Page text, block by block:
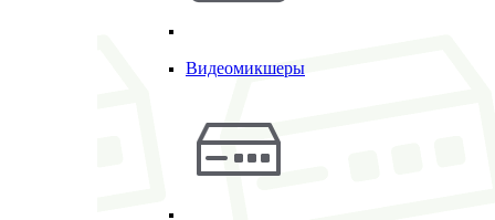
Видеомикшеры